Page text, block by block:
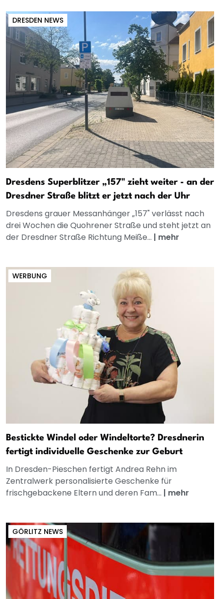
DRESDEN NEWS
Dresdens Superblitzer „157" zieht weiter - an der
Dresdner Straße blitzt er jetzt nach der Uhr
Dresdens grauer Messanhänger „157" verlässt nach
drei Wochen die Quohrener Straße und steht jetzt an
der Dresdner Straße Richtung Meiße... | mehr
WERBUNG
Bestickte Windel oder Windeltorte? Dresdnerin
fertigt individuelle Geschenke zur Geburt
In Dresden-Pieschen fertigt Andrea Rehn im
Zentralwerk personalisierte Geschenke für
frischgebackene Eltern und deren Fam... | mehr
GÖRLITZ NEWS